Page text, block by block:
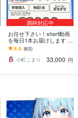
満枠対応中
お任せ下さい！short動画
を毎日1本お届けします 毎
日投稿したいVTuberさん
の強い味方！サブスクス
タート！
5.0 (63)
小町こまり
33,000 円